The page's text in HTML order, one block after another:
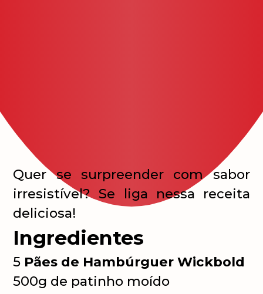
Quer se surpreender com sabor
irresistível? Se liga nessa receita
deliciosa!
Ingredientes
5 Pães de Hambúrguer Wickbold
500g de patinho moído